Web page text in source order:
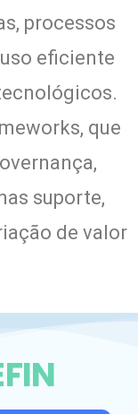
processos
eficiente
que
suporte,
de valor